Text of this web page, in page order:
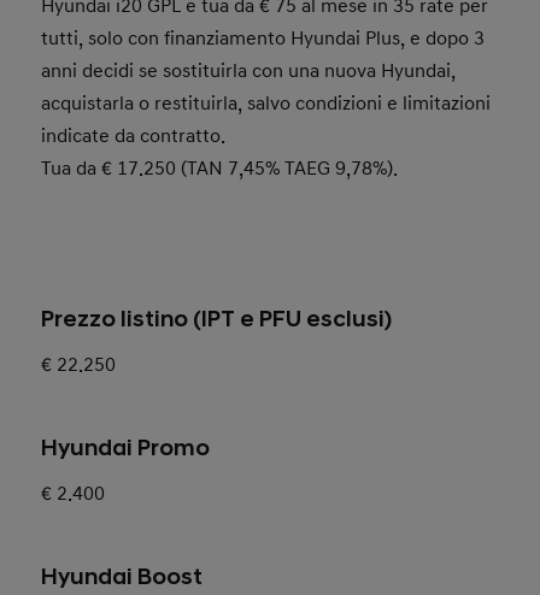
Hyundai i20 GPL è tua da € 75 al mese in 35 rate per
tutti, solo con finanziamento Hyundai Plus, e dopo 3
anni decidi se sostituirla con una nuova Hyundai,
acquistarla o restituirla, salvo condizioni e limitazioni
indicate da contratto.
Tua da € 17.250 (TAN 7,45% TAEG 9,78%).
Prezzo listino (IPT e PFU esclusi)
€ 22.250
Hyundai Promo
€ 2.400
Hyundai Boost